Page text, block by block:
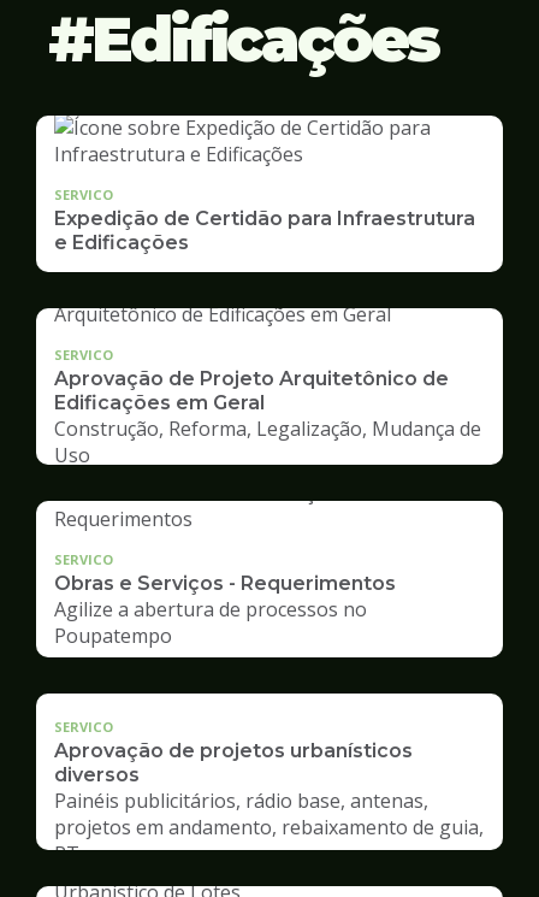
Edificações
SERVICO
Expedição de Certidão para Infraestrutura
e Edificações
SERVICO
Aprovação de Projeto Arquitetônico de
Edificações em Geral
Construção, Reforma, Legalização, Mudança de
Uso
SERVICO
Obras e Serviços - Requerimentos
Agilize a abertura de processos no
Poupatempo
SERVICO
Aprovação de projetos urbanísticos
diversos
Painéis publicitários, rádio base, antenas,
projetos em andamento, rebaixamento de guia,
RT